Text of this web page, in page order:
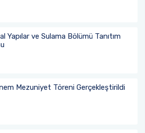
Yapılar ve Sulama Bölümü Tanıtım
Mezuniyet Töreni Gerçekleştirildi